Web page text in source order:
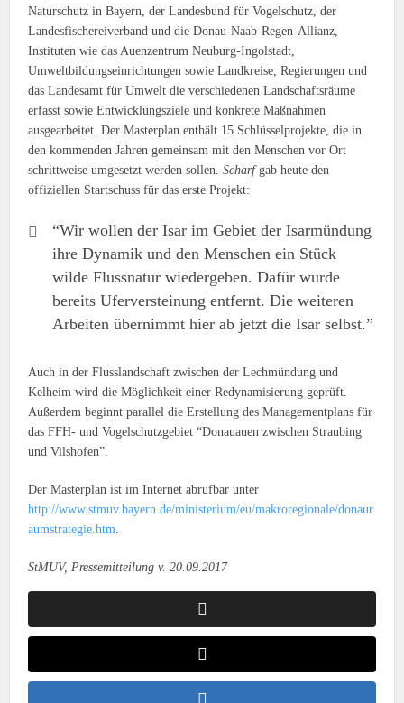
Naturschutz in Bayern, der Landesbund für Vogelschutz, der
Landesfischereiverband und die Donau-Naab-Regen-Allianz,
Instituten wie das Auenzentrum Neuburg-Ingolstadt,
Umweltbildungseinrichtungen sowie Landkreise, Regierungen und
das Landesamt für Umwelt die verschiedenen Landschaftsräume
erfasst sowie Entwicklungsziele und konkrete Maßnahmen
ausgearbeitet. Der Masterplan enthält 15 Schlüsselprojekte, die in
den kommenden Jahren gemeinsam mit den Menschen vor Ort
schrittweise umgesetzt werden sollen.Scharfgab heute den
offiziellen Startschuss für das erste Projekt:
“Wir wollen der Isar im Gebiet der Isarmündung
ihre Dynamik und den Menschen ein Stück
wilde Flussnatur wiedergeben. Dafür wurde
bereits Uferversteinung entfernt. Die weiteren
Arbeiten übernimmt hier ab jetzt die Isar selbst.”
Auch in der Flusslandschaft zwischen der Lechmündung und
Kelheim wird die Möglichkeit einer Redynamisierung geprüft.
Außerdem beginnt parallel die Erstellung des Managementplans für
das FFH- und Vogelschutzgebiet “Donauauen zwischen Straubing
und Vilshofen”.
Der Masterplan ist im Internet abrufbar unter
http://www.stmuv.bayern.de/ministerium/eu/makroregionale/donaur
aumstrategie.htm.
StMUV, Pressemitteilung v. 20.09.2017